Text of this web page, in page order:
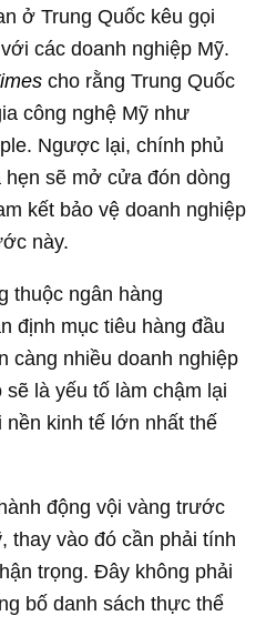
ở Trung Quốc kêu gọi
các doanh nghiệp Mỹ.
cho rằng Trung Quốc
công nghệ Mỹ như
Ngược lại, chính phủ
sẽ mở cửa đón dòng
kết bảo vệ doanh nghiệp
này.
thuộc ngân hàng
định mục tiêu hàng đầu
càng nhiều doanh nghiệp
là yếu tố làm chậm lại
nền kinh tế lớn nhất thế
động vội vàng trước
thay vào đó cần phải tính
trọng. Đây không phải
bố danh sách thực thể